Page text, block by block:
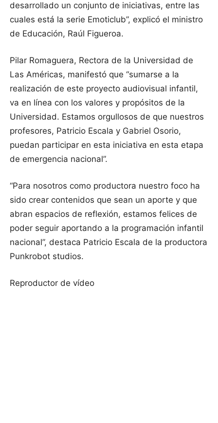
desarrollado un conjunto de iniciativas, entre las
cuales está la serie Emoticlub”, explicó el ministro
de Educación, Raúl Figueroa.
Pilar Romaguera, Rectora de la Universidad de
Las Américas, manifestó que “sumarse a la
realización de este proyecto audiovisual infantil,
va en línea con los valores y propósitos de la
Universidad. Estamos orgullosos de que nuestros
profesores, Patricio Escala y Gabriel Osorio,
puedan participar en esta iniciativa en esta etapa
de emergencia nacional”.
“Para nosotros como productora nuestro foco ha
sido crear contenidos que sean un aporte y que
abran espacios de reflexión, estamos felices de
poder seguir aportando a la programación infantil
nacional”, destaca Patricio Escala de la productora
Punkrobot studios.
Reproductor de vídeo